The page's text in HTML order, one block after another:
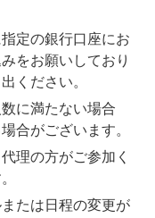
定の銀行口座にお
をお願いしており
ください。
に満たない場合
合がございます。
理の方がご参加く
たは日程の変更が